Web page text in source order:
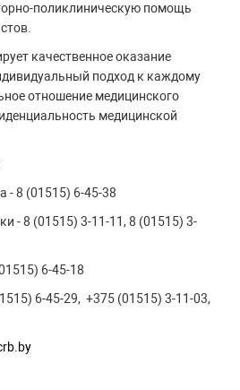
поликлиническую помощь
качественное оказание
подход к каждому
отношение медицинского
медицинской
- 8 (01515) 6-45-38
- 8 (01515) 3-11-11, 8 (01515) 3-
6-45-18
6-45-29, +375 (01515) 3-11-03,